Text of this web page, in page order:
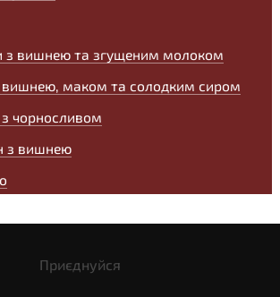
з вишнею та згущеним молоком
вишнею, маком та солодким сиром
чорносливом
з вишнею
Приєднуйся